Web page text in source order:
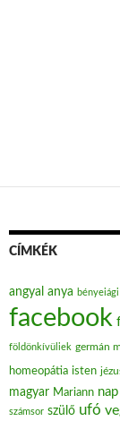
CÍMKÉK
angyal anya bényeiági
facebook
földönkívüliek germán
homeopátia isten
magyar Mariann nap
számsor szülő ufó